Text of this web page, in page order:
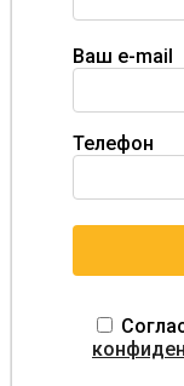
Ваш e-mail
Телефон